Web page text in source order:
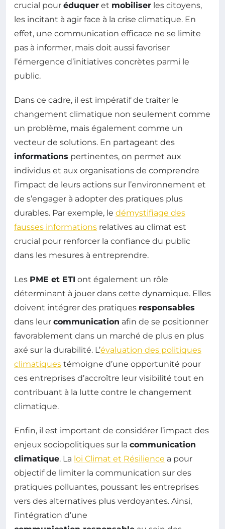
crucial pour éduquer et mobiliser les citoyens,
les incitant à agir face à la crise climatique. En
effet, une communication efficace ne se limite
pas à informer, mais doit aussi favoriser
l’émergence d’initiatives concrètes parmi le
public.
Dans ce cadre, il est impératif de traiter le
changement climatique non seulement comme
un problème, mais également comme un
vecteur de solutions. En partageant des
informations pertinentes, on permet aux
individus et aux organisations de comprendre
l’impact de leurs actions sur l’environnement et
de s’engager à adopter des pratiques plus
durables. Par exemple, le démystifiage des
fausses informations relatives au climat est
crucial pour renforcer la confiance du public
dans les mesures à entreprendre.
Les PME et ETI ont également un rôle
déterminant à jouer dans cette dynamique. Elles
doivent intégrer des pratiques responsables
dans leur communication afin de se positionner
favorablement dans un marché de plus en plus
axé sur la durabilité. L’évaluation des politiques
climatiques témoigne d’une opportunité pour
ces entreprises d’accroître leur visibilité tout en
contribuant à la lutte contre le changement
climatique.
Enfin, il est important de considérer l’impact des
enjeux sociopolitiques sur la communication
climatique. La loi Climat et Résilience a pour
objectif de limiter la communication sur des
pratiques polluantes, poussant les entreprises
vers des alternatives plus verdoyantes. Ainsi,
l’intégration d’une